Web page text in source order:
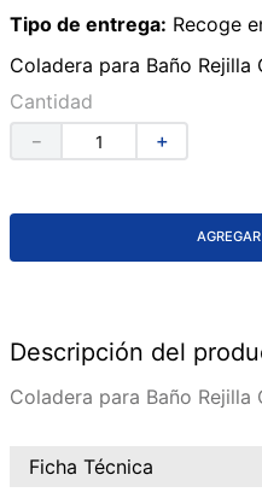
Tipo de entrega: Recoge
Coladera para Baño Rejilla
Cantidad
＋
－
Descripción del
Coladera para Baño Rejilla
Ficha Técnica